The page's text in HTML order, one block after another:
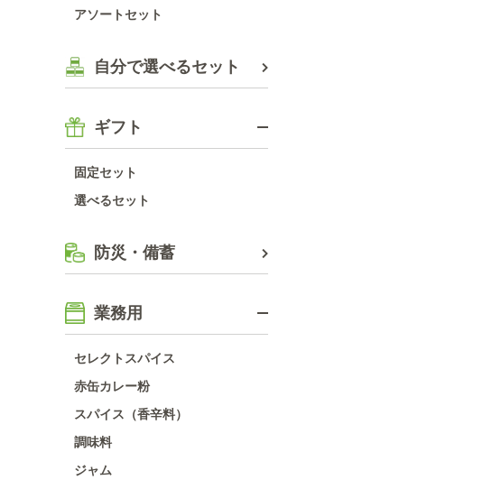
アソートセット
自分で選べるセット
ギフト
固定セット
選べるセット
防災・備蓄
業務用
セレクトスパイス
赤缶カレー粉
スパイス（香辛料）
調味料
ジャム